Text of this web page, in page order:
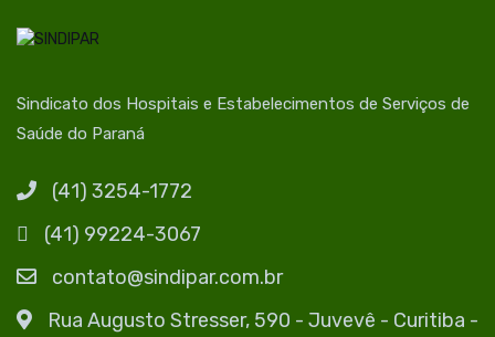
Sindicato dos Hospitais e Estabelecimentos de Serviços de
Saúde do Paraná
(41) 3254-1772
(41) 99224-3067
contato@sindipar.com.br
Rua Augusto Stresser, 590 - Juvevê - Curitiba -